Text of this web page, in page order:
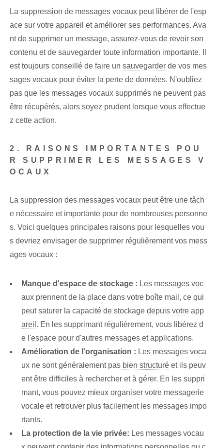
La suppression de messages vocaux peut libérer de l'esp
ace sur votre appareil et améliorer ses performances. Ava
nt de supprimer un message, assurez-vous de revoir son
contenu et de sauvegarder toute information importante. Il
est toujours conseillé de faire un sauvegarder de vos mes
sages vocaux pour éviter la perte de données. N'oubliez
pas que les messages vocaux supprimés ne peuvent pas
être récupérés, alors soyez prudent lorsque vous effectue
z cette action.
2. RAISONS IMPORTANTES POU
R SUPPRIMER LES MESSAGES V
OCAUX
La suppression des messages vocaux peut être une tâch
e nécessaire et importante pour de nombreuses personne
s. Voici quelques principales raisons pour lesquelles vou
s devriez envisager de supprimer régulièrement vos mess
ages vocaux :
Manque d'espace de stockage : Les messages voc
aux prennent de la place dans votre boîte mail, ce qui
peut saturer la capacité de stockage depuis votre app
areil . En les supprimant régulièrement, vous libérez d
e l'espace pour d'autres messages et applications.
Amélioration de l'organisation : Les messages voca
ux ne sont généralement pas bien structuré et ils peuv
ent être difficiles à rechercher et à gérer. En les suppri
mant, vous pouvez mieux organiser votre messagerie
vocale et retrouver plus facilement les messages impo
rtants.
La protection de la vie privée: Les messages vocau